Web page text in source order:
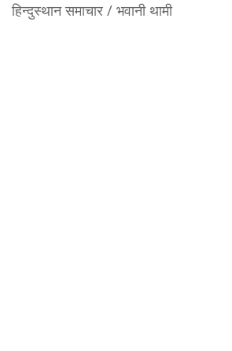
हिन्दुस्थान समाचार / भवानी थामी